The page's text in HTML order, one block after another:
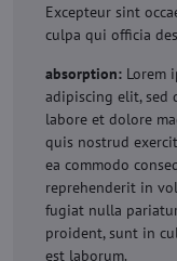
Excepteur sint
culpa qui officia
absorption: Lorem
adipiscing elit, sed
labore et dolore
quis nostrud
ea commodo
reprehenderit in
fugiat nulla
proident, sunt in
est laborum.